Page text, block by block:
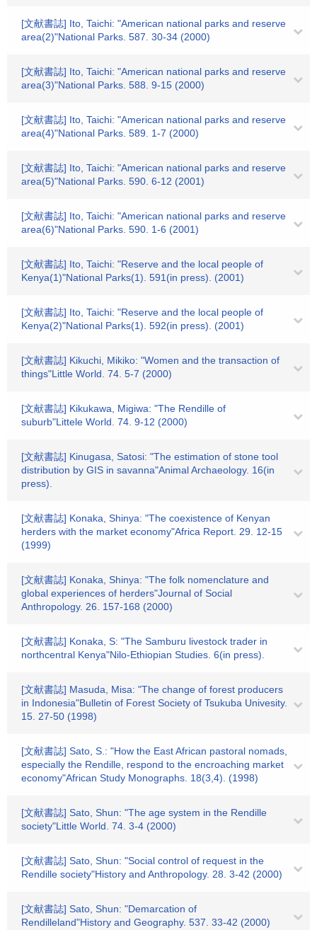
[文献書誌] Ito, Taichi: "American national parks and reserve
area(2)"National Parks. 587. 30-34 (2000)
[文献書誌] Ito, Taichi: "American national parks and reserve
area(3)"National Parks. 588. 9-15 (2000)
[文献書誌] Ito, Taichi: "American national parks and reserve
area(4)"National Parks. 589. 1-7 (2000)
[文献書誌] Ito, Taichi: "American national parks and reserve
area(5)"National Parks. 590. 6-12 (2001)
[文献書誌] Ito, Taichi: "American national parks and reserve
area(6)"National Parks. 590. 1-6 (2001)
[文献書誌] Ito, Taichi: "Reserve and the local people of
Kenya(1)"National Parks(1). 591(in press). (2001)
[文献書誌] Ito, Taichi: "Reserve and the local people of
Kenya(2)"National Parks(1). 592(in press). (2001)
[文献書誌] Kikuchi, Mikiko: "Women and the transaction of
things"Little World. 74. 5-7 (2000)
[文献書誌] Kikukawa, Migiwa: "The Rendille of
suburb"Littele World. 74. 9-12 (2000)
[文献書誌] Kinugasa, Satosi: "The estimation of stone tool
distribution by GIS in savanna"Animal Archaeology. 16(in
press).
[文献書誌] Konaka, Shinya: "The coexistence of Kenyan
herders with the market economy"Africa Report. 29. 12-15
(1999)
[文献書誌] Konaka, Shinya: "The folk nomenclature and
global experiences of herders"Journal of Social
Anthropology. 26. 157-168 (2000)
[文献書誌] Konaka, S: "The Samburu livestock trader in
northcentral Kenya"Nilo-Ethiopian Studies. 6(in press).
[文献書誌] Masuda, Misa: "The change of forest producers
in Indonesia"Bulletin of Forest Society of Tsukuba Univesity.
15. 27-50 (1998)
[文献書誌] Sato, S.: "How the East African pastoral nomads,
especially the Rendille, respond to the encroaching market
economy"African Study Monographs. 18(3,4). (1998)
[文献書誌] Sato, Shun: "The age system in the Rendille
society"Little World. 74. 3-4 (2000)
[文献書誌] Sato, Shun: "Social control of request in the
Rendille society"History and Anthropology. 28. 3-42 (2000)
[文献書誌] Sato, Shun: "Demarcation of
Rendilleland"History and Geography. 537. 33-42 (2000)